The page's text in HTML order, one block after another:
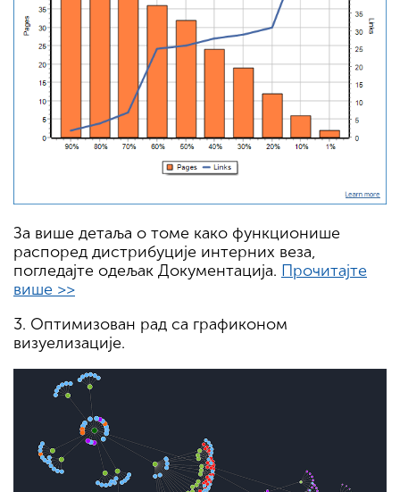
За више детаља о томе како функционише
распоред дистрибуције интерних веза,
погледајте одељак Документација. Прочитајте
више >>
3. Оптимизован рад са графиконом
визуелизације.